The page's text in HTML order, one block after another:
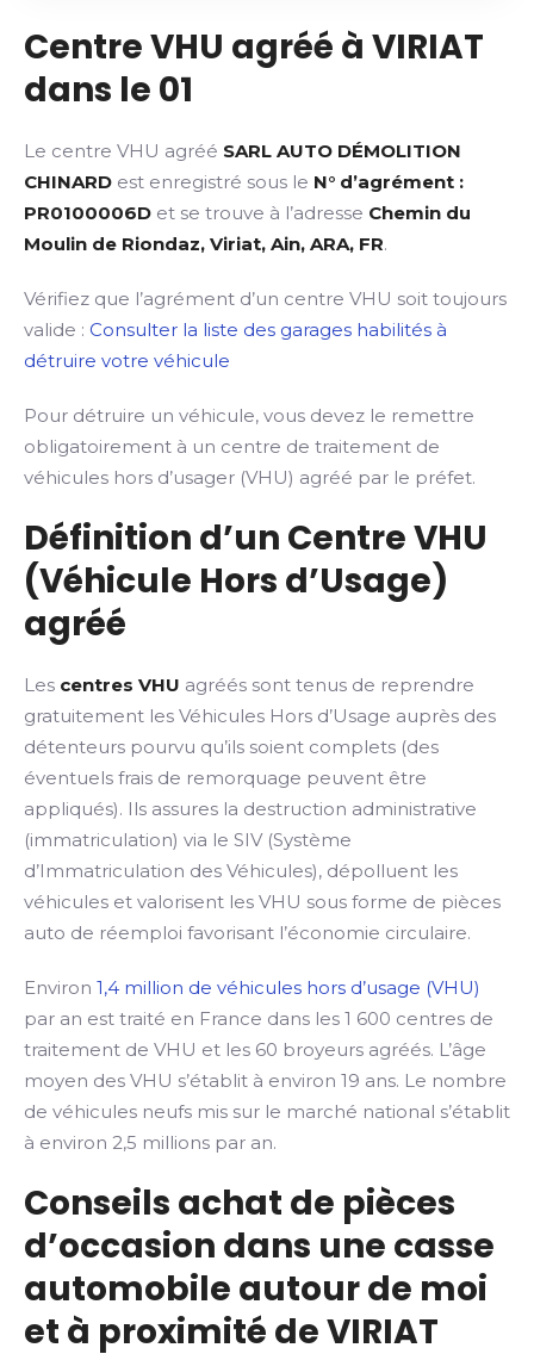
Centre VHU agréé à VIRIAT
dans le 01
Le centre VHU agréé SARL AUTO DÉMOLITION
CHINARD est enregistré sous le N° d’agrément :
PR0100006D et se trouve à l’adresse Chemin du
Moulin de Riondaz, Viriat, Ain, ARA, FR.
Vérifiez que l’agrément d’un centre VHU soit toujours
valide : Consulter la liste des garages habilités à
détruire votre véhicule
Pour détruire un véhicule, vous devez le remettre
obligatoirement à un centre de traitement de
véhicules hors d’usager (VHU) agréé par le préfet.
Définition d’un Centre VHU
(Véhicule Hors d’Usage)
agréé
Les centres VHU agréés sont tenus de reprendre
gratuitement les Véhicules Hors d’Usage auprès des
détenteurs pourvu qu’ils soient complets (des
éventuels frais de remorquage peuvent être
appliqués). Ils assures la destruction administrative
(immatriculation) via le SIV (Système
d’Immatriculation des Véhicules), dépolluent les
véhicules et valorisent les VHU sous forme de pièces
auto de réemploi favorisant l’économie circulaire.
Environ 1,4 million de véhicules hors d’usage (VHU)
par an est traité en France dans les 1 600 centres de
traitement de VHU et les 60 broyeurs agréés. L’âge
moyen des VHU s’établit à environ 19 ans. Le nombre
de véhicules neufs mis sur le marché national s’établit
à environ 2,5 millions par an.
Conseils achat de pièces
d’occasion dans une casse
automobile autour de moi
et à proximité de VIRIAT